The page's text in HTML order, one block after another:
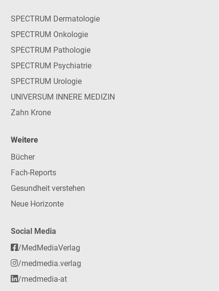
SPECTRUM Dermatologie
SPECTRUM Onkologie
SPECTRUM Pathologie
SPECTRUM Psychiatrie
SPECTRUM Urologie
UNIVERSUM INNERE MEDIZIN
Zahn Krone
Weitere
Bücher
Fach-Reports
Gesundheit verstehen
Neue Horizonte
Social Media
/MedMediaVerlag
/medmedia.verlag
/medmedia-at